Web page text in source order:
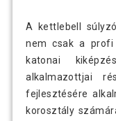
Gorilla
Gorilla
A kettlebell
nem csak a profi
katonai
alkalmazottjai
fejlesztésére
korosztály